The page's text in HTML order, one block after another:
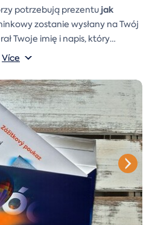
potrzebują prezentu jak
zostanie wysłany na Twój
Twoje imię i napis, który
prezentowa
e-mail.
Více